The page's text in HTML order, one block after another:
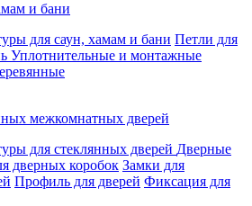
и бани
для саун, хамам и бани Петли для
Уплотнительные и монтажные
межкомнатных дверей
для стеклянных дверей Дверные
дверных коробок Замки для
Профиль для дверей Фиксация для